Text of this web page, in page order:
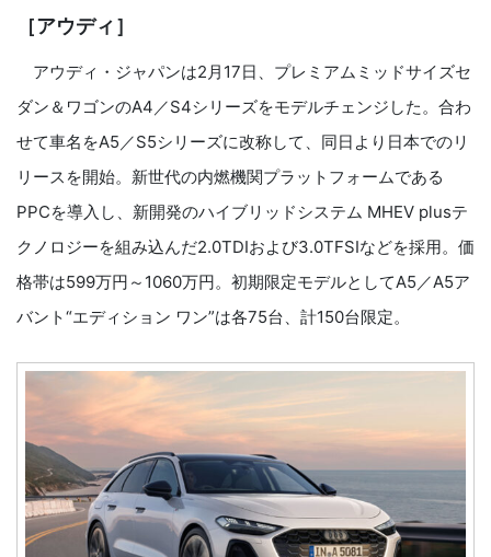
［アウディ］
アウディ・ジャパンは2月17日、プレミアムミッドサイズセ
ダン＆ワゴンのA4／S4シリーズをモデルチェンジした。合わ
せて車名をA5／S5シリーズに改称して、同日より日本でのリ
リースを開始。新世代の内燃機関プラットフォームである
PPCを導入し、新開発のハイブリッドシステム MHEV plusテ
クノロジーを組み込んだ2.0TDIおよび3.0TFSIなどを採用。価
格帯は599万円～1060万円。初期限定モデルとしてA5／A5ア
バント“エディション ワン”は各75台、計150台限定。